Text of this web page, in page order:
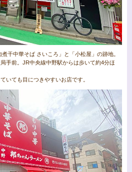
干中華そば さいころ」と「小松屋」の跡地。
手前。JR中央線中野駅からは歩いて約4分ほ
いても目につきやすいお店です。